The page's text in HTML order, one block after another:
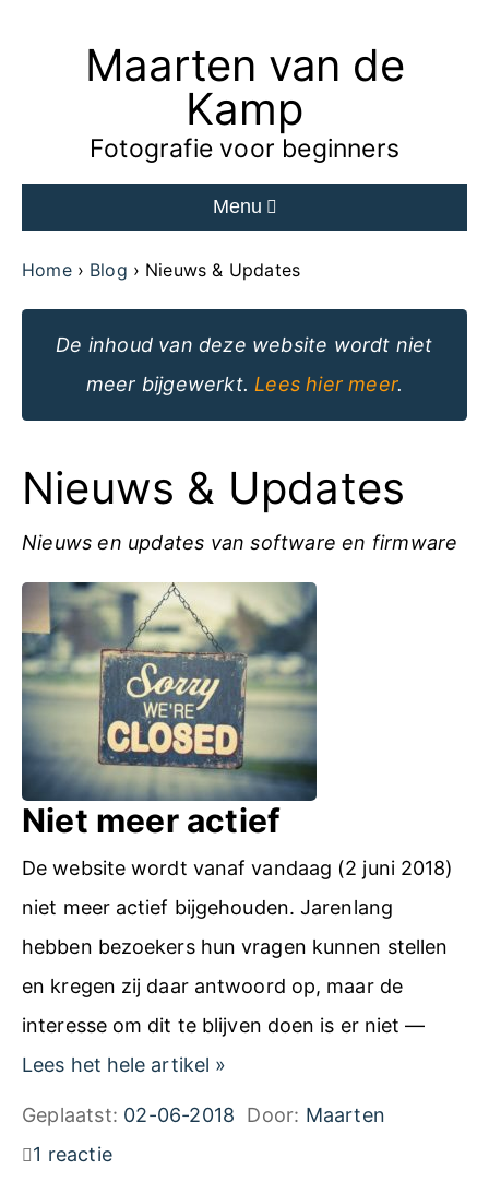
Maarten van de
Kamp
Fotografie voor beginners
Menu
Home Blog Nieuws & Updates
De inhoud van deze website wordt niet
meer bijgewerkt. Lees hier meer.
Nieuws & Updates
Nieuws en updates van software en firmware
Niet meer actief
De website wordt vanaf vandaag (2 juni 2018)
niet meer actief bijgehouden. Jarenlang
hebben bezoekers hun vragen kunnen stellen
en kregen zij daar antwoord op, maar de
interesse om dit te blijven doen is er niet —
Lees het hele artikel N
i
»
Geplaatst: 02-06-2018 Door: Maarten
1 reactie